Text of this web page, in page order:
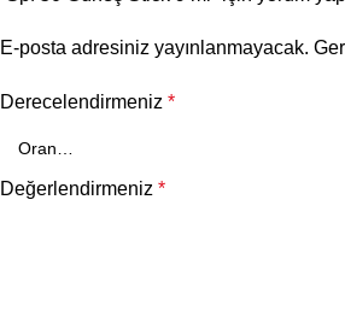
E-posta adresiniz yayınlanmayacak.
Derecelendirmeniz *
Değerlendirmeniz *